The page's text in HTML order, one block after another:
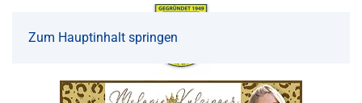
Zum Hauptinhalt springen